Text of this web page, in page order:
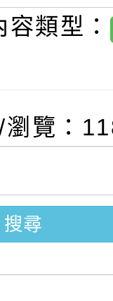
第9次代
人員協
踴躍報
員公(
9招)】
第7次代
1招)】
第9次代
3招)】
第8次代
類型：
瀏覽：
搜尋